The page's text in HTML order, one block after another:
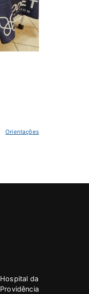
Orientações
Hospital da
Providência